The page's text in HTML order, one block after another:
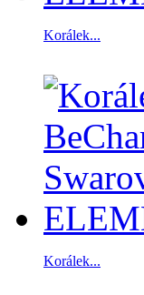
Korálek...
Korálek...